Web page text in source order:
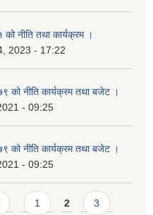
नीति तथा कार्यक्रम ।
2023 - 17:22
नीति कार्यक्रम तथा बजेट ।
- 09:25
नीति कार्यक्रम तथा बजेट ।
- 09:25
1 2 3